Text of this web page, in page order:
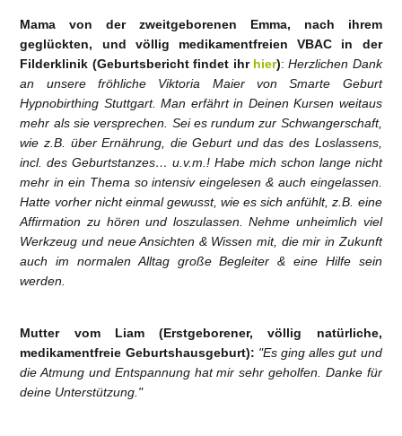
Mama von der zweitgeborenen Emma, nach ihrem
geglückten, und völlig medikamentfreien VBAC in der
Filderklinik (Geburtsbericht findet ihr hier):Herzlichen Dank
an unsere fröhliche Viktoria Maier von Smarte Geburt
Hypnobirthing Stuttgart. Man erfährt in Deinen Kursen weitaus
mehr als sie versprechen. Sei es rundum zur Schwangerschaft,
wie z.B. über Ernährung, die Geburt und das des Loslassens,
incl. des Geburtstanzes… u.v.m.! Habe mich schon lange nicht
mehr in ein Thema so intensiv eingelesen & auch eingelassen.
Hatte vorher nicht einmal gewusst, wie es sich anfühlt, z.B. eine
Affirmation zu hören und loszulassen. Nehme unheimlich viel
Werkzeug und neue Ansichten & Wissen mit, die mir in Zukunft
auch im normalen Alltag große Begleiter & eine Hilfe sein
werden.
Mutter vom Liam (Erstgeborener, völlig natürliche,
medikamentfreie Geburtshausgeburt): "Es ging alles gut und
die Atmung und Entspannung hat mir sehr geholfen. Danke für
deine Unterstützung."